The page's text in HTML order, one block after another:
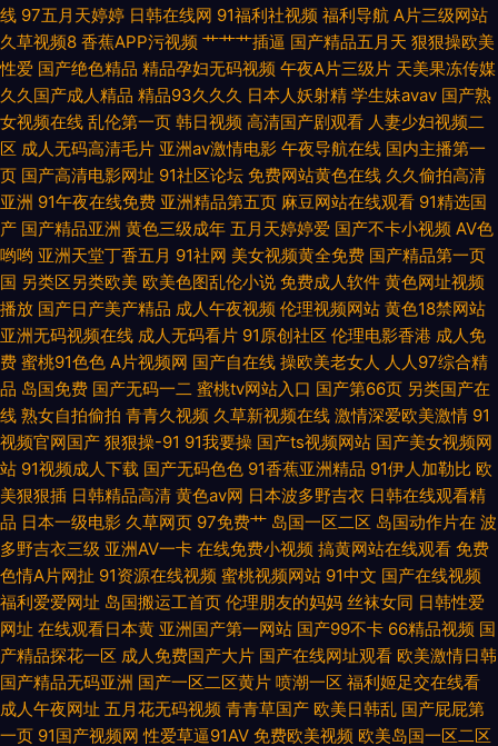
浆草p 成人免费毛片网站 另类av专区 91超碰在线 www99草草草 影音先锋
三级网络 97超碰人人爱 激情文学天美 免费在线观看AV 日韩操逼视频 97精
品色情 超碰99大香蕉 黑丝美女91 婷婷五月份影视 91精品牛 国产精品日韩黑
料 变态另类33 五月天色导航 超碰97人人草 黄色免费视频网站 另类综合激
情 91视频网页 久草男女 五月花社区电影 AV网地址
线 97五月天婷婷 日韩在线网 91福利社视频 福利导航 A片三级网站
久草视频8 香蕉APP污视频 艹艹艹插逼 国产精品五月天 狠狠操欧美
性爱 国产绝色精品 精品孕妇无码视频 午夜A片三级片 天美果冻传媒
久久国产成人精品 精品93久久久 日本人妖射精 学生妹avav 国产熟
女视频在线 乱伦第一页 韩日视频 高清国产剧观看 人妻少妇视频二
区 成人无码高清毛片 亚洲av激情电影 午夜导航在线 国内主播第一
页 国产高清电影网址 91社区论坛 免费网站黄色在线 久久偷拍高清
亚洲 91午夜在线免费 亚洲精品第五页 麻豆网站在线观看 91精选国
产 国产精品亚洲 黄色三级成年 五月天婷婷爱 国产不卡小视频 AV色
哟哟 亚洲天堂丁香五月 91社网 美女视频黄全免费 国产精品第一页
国 另类区另类欧美 欧美色图乱伦小说 免费成人软件 黄色网址视频
播放 国产日产美产精品 成人午夜视频 伦理视频网站 黄色18禁网站
亚洲无码视频在线 成人无码看片 91原创社区 伦理电影香港 成人免
费 蜜桃91色色 A片视频网 国产自在线 操欧美老女人 人人97综合精
品 岛国免费 国产无码一二 蜜桃tv网站入口 国产第66页 另类国产在
线 熟女自拍偷拍 青青久视频 久草新视频在线 激情深爱欧美激情 91
视频官网国产 狠狠操-91 91我要操 国产ts视频网站 国产美女视频网
站 91视频成人下载 国产无码色色 91香蕉亚洲精品 91伊人加勒比 欧
美狠狠插 日韩精品高清 黄色av网 日本波多野吉衣 日韩在线观看精
品 日本一级电影 久草网页 97免费艹 岛国一区二区 岛国动作片在 波
多野吉衣三级 亚洲AV一卡 在线免费小视频 搞黄网站在线观看 免费
色情A片网扯 91资源在线视频 蜜桃视频网站 91中文 国产在线视频
福利爱爱网址 岛国搬运工首页 伦理朋友的妈妈 丝袜女同 日韩性爱
网址 在线观看日本黄 亚洲国产第一网站 国产99不卡 66精品视频 国
产精品探花一区 成人免费国产大片 国产在线网址观看 欧美激情日韩
国产精品无码亚洲 国产一区二区黄片 喷潮一区 福利姬足交在线看
成人午夜网址 五月花无码视频 青青草国产 欧美日韩乱 国产屁屁第
一页 91国产视频网 性爱草逼91AV 免费欧美视频 欧美岛国一区二区